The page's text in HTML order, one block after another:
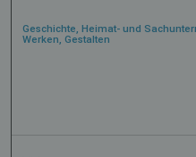
Geschichte, Heimat- und
Werken, Gestalten